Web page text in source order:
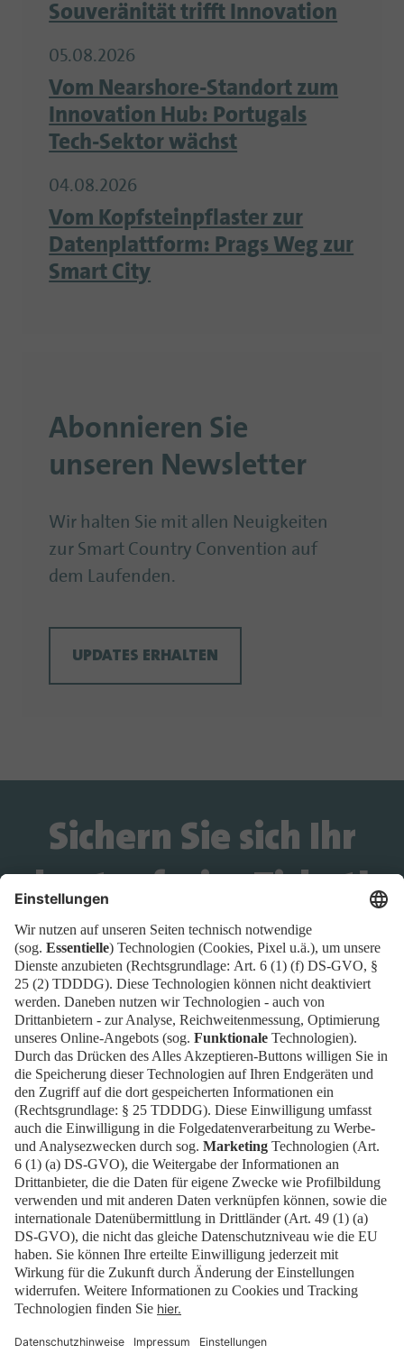
Souveränität trifft Innovation
05.08.2026
Vom Nearshore-Standort zum
Innovation Hub: Portugals
Tech-Sektor wächst
04.08.2026
Vom Kopfsteinpflaster zur
Datenplattform: Prags Weg zur
Smart City
Abonnieren Sie
unseren Newsletter
Wir halten Sie mit allen Neuigkeiten
zur Smart Country Convention auf
dem Laufenden.
UPDATES ERHALTEN
Sichern Sie sich Ihr
kostenfreies Ticket!
Wird das Ticket-Widget nicht angezeigt? Dann
buchen Sie Ihr Ticket direkt überdiesen Link!
TicketsNewsblog
KontaktFAQDownloadsNewsletterImpressum
DatenschutzCookies
Erklärung zur BarrierefreiheitBarrierefrei